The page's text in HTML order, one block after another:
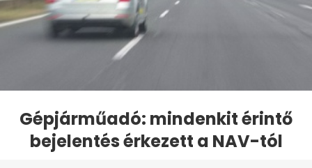
Gépjárműadó: mindenkit érintő
bejelentés érkezett a NAV-tól